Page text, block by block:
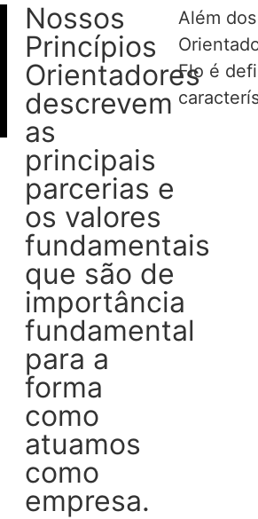
Nossos
Princípios
Orientadores
descrevem
as
principais
parcerias e
os valores
fundamentais
que são de
importância
fundamental
para a
forma
como
atuamos
como
empresa.
Além
Flo é